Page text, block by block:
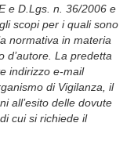
e D.Lgs. n. 36/2006 e
scopi per i quali sono
normativa in materia
La predetta
indirizzo e-mail
di Vigilanza, il
all’esito delle dovute
cui si richiede il